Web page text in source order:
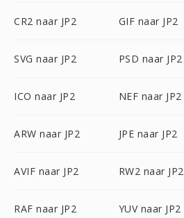
CR2 naar JP2 GIF naar JP2
SVG naar JP2 PSD naar JP2
ICO naar JP2 NEF naar JP2
ARW naar JP2 JPE naar JP2
AVIF naar JP2 RW2 naar JP2
RAF naar JP2 YUV naar JP2